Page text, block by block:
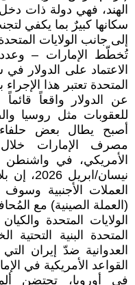
الهند، فهي دولة ذات
سكانها كبيرٌ بما يكفي
إلى جانب الولايات
تُخطّط الإمارات –
الاعتماد على الدولار
المتحدة تعتبر هذا
عن الدولار واقعاً
للعقوبات مثل روسيا
أصبح يطال بعض
مصرف الإمارات
الأمريكي، في
نيسان/
العملات الأجنبية وسوف
(العملة الصينية) مع
الولايات المتحدة
المتحدة البنية التحتية
العدوانية ضدّ إيران
القواعد الأمريكية في
في أوروبا، تحتضن